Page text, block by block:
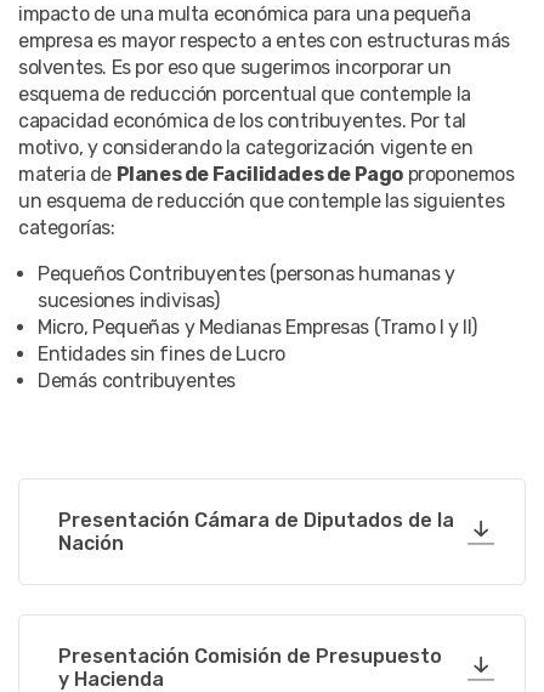
impacto de una multa económica para una pequeña
empresa es mayor respecto a entes con estructuras más
solventes. Es por eso que sugerimos incorporar un
esquema de reducción porcentual que contemple la
capacidad económica de los contribuyentes. Por tal
motivo, y considerando la categorización vigente en
materia de Planes de Facilidades de Pago proponemos
un esquema de reducción que contemple las siguientes
categorías:
Pequeños Contribuyentes (personas humanas y
sucesiones indivisas)
Micro, Pequeñas y Medianas Empresas (Tramo I y II)
Entidades sin fines de Lucro
Demás contribuyentes
Presentación Cámara de Diputados de la
Nación
Presentación Comisión de Presupuesto
y Hacienda